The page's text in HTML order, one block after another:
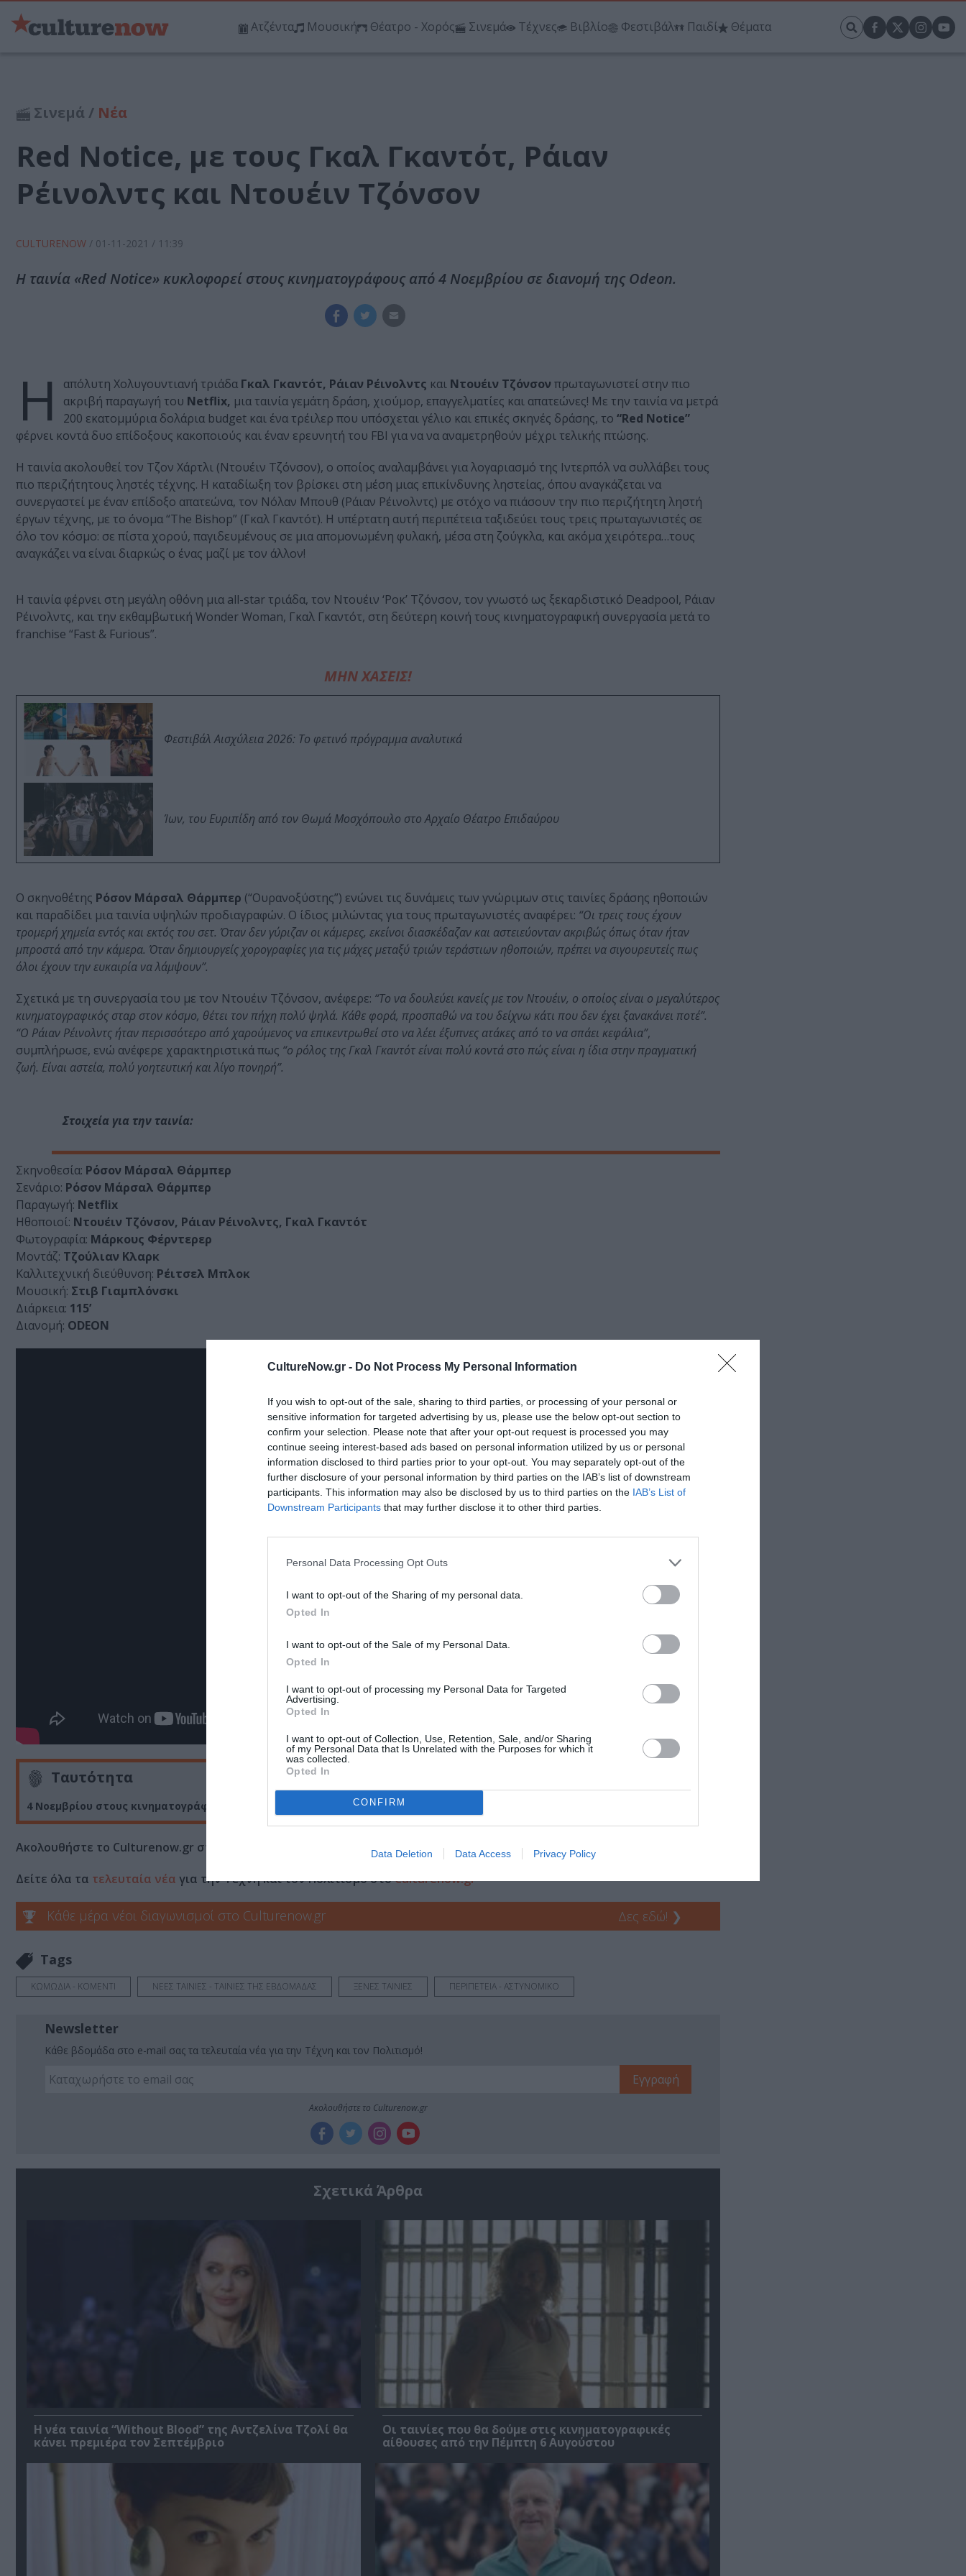
CultureNow.gr - Do Not Process My Personal Information
If you wish to opt-out of the sale, sharing to third parties, or processing of your personal or
sensitive information for targeted advertising by us, please use the below opt-out section to
confirm your selection. Please note that after your opt-out request is processed you may
continue seeing interest-based ads based on personal information utilized by us or personal
information disclosed to third parties prior to your opt-out. You may separately opt-out of the
further disclosure of your personal information by third parties on the IAB’s list of downstream
participants. This information may also be disclosed by us to third parties on the IAB’s List of
Downstream Participants that may further disclose it to other third parties.
Personal Data Processing Opt Outs
I want to opt-out of the Sharing of my personal data.
Opted In
I want to opt-out of the Sale of my Personal Data.
Opted In
I want to opt-out of processing my Personal Data for Targeted
Advertising.
Opted In
I want to opt-out of Collection, Use, Retention, Sale, and/or Sharing
of my Personal Data that Is Unrelated with the Purposes for which it
was collected.
Opted In
CONFIRM
Data Deletion Data Access Privacy Policy
Ατζέντα Μουσική Θέατρο - Χορός Σινεμά Τέχνες Βιβλίο Φεστιβάλ Παιδί Θέματα
Σινεμά / Νέα
Red Notice, με τους Γκαλ Γκαντότ, Ράιαν
Ρέινολντς και Ντουέιν Τζόνσον
CULTURENOW / 01-11-2021 / 11:39
Η ταινία «Red Notice» κυκλοφορεί στους κινηματογράφους από 4 Νοεμβρίου σε διανομή της Odeon.
Η απόλυτη Χολυγουντιανή τριάδα Γκαλ Γκαντότ, Ράιαν Ρέινολντς και Ντουέιν Τζόνσον πρωταγωνιστεί στην πιο
ακριβή παραγωγή του Netflix, μια ταινία γεμάτη δράση, χιούμορ, επαγγελματίες και απατεώνες! Με την ταινία να μετρά
200 εκατομμύρια δολάρια budget και ένα τρέιλερ που υπόσχεται γέλιο και επικές σκηνές δράσης, το “Red Notice”
φέρνει κοντά δυο επίδοξους κακοποιούς και έναν ερευνητή του FBI για να να αναμετρηθούν μέχρι τελικής πτώσης.
Η ταινία ακολουθεί τον Τζον Χάρτλι (Ντουέιν Τζόνσον), ο οποίος αναλαμβάνει για λογαριασμό της Ιντερπόλ να συλλάβει τους
πιο περιζήτητους ληστές τέχνης. Η καταδίωξη τον βρίσκει στη μέση μιας επικίνδυνης ληστείας, όπου αναγκάζεται να
συνεργαστεί με έναν επίδοξο απατεώνα, τον Νόλαν Μπουθ (Ράιαν Ρέινολντς) με στόχο να πιάσουν την πιο περιζήτητη ληστή
έργων τέχνης, με το όνομα “The Bishop” (Γκαλ Γκαντότ). Η υπέρτατη αυτή περιπέτεια ταξιδεύει τους τρεις πρωταγωνιστές σε
όλο τον κόσμο: σε πίστα χορού, παγιδευμένους σε μια απομονωμένη φυλακή, μέσα στη ζούγκλα, και ακόμα χειρότερα…τους
αναγκάζει να είναι διαρκώς ο ένας μαζί με τον άλλον!
Η ταινία φέρνει στη μεγάλη οθόνη μια all-star τριάδα, τον Ντουέιν ‘Ροκ’ Τζόνσον, τον γνωστό ως ξεκαρδιστικό Deadpool, Ράιαν
Ρέινολντς, και την εκθαμβωτική Wonder Woman, Γκαλ Γκαντότ, στη δεύτερη κοινή τους κινηματογραφική συνεργασία μετά το
franchise “Fast & Furious”.
ΜΗΝ ΧΑΣΕΙΣ!
Φεστιβάλ Αισχύλεια 2026: Το φετινό πρόγραμμα αναλυτικά
Ίων, του Ευριπίδη από τον Θωμά Μοσχόπουλο στο Αρχαίο Θέατρο Επιδαύρου
Ο σκηνοθέτης Ρόσον Μάρσαλ Θάρμπερ (“Ουρανοξύστης”) ενώνει τις δυνάμεις των γνώριμων στις ταινίες δράσης ηθοποιών
και παραδίδει μια ταινία υψηλών προδιαγραφών. Ο ίδιος μιλώντας για τους πρωταγωνιστές αναφέρει: “Οι τρεις τους έχουν
τρομερή χημεία εντός και εκτός του σετ. Όταν δεν γύριζαν οι κάμερες, εκείνοι διασκέδαζαν και αστειεύονταν ακριβώς όπως όταν ήταν
μπροστά από την κάμερα. Όταν δημιουργείς χορογραφίες για τις μάχες μεταξύ τριών τεράστιων ηθοποιών, πρέπει να σιγουρευτείς πως
όλοι έχουν την ευκαιρία να λάμψουν”.
Σχετικά με τη συνεργασία του με τον Ντουέιν Τζόνσον, ανέφερε: “Το να δουλεύει κανείς με τον Ντουέιν, ο οποίος είναι ο μεγαλύτερος
κινηματογραφικός σταρ στον κόσμο, θέτει τον πήχη πολύ ψηλά. Κάθε φορά, προσπαθώ να του δείχνω κάτι που δεν έχει ξανακάνει ποτέ”.
“Ο Ράιαν Ρέινολντς ήταν περισσότερο από χαρούμενος να επικεντρωθεί στο να λέει έξυπνες ατάκες από το να σπάει κεφάλια”,
συμπλήρωσε, ενώ ανέφερε χαρακτηριστικά πως “ο ρόλος της Γκαλ Γκαντότ είναι πολύ κοντά στο πώς είναι η ίδια στην πραγματική
ζωή. Είναι αστεία, πολύ γοητευτική και λίγο πονηρή”.
Στοιχεία για την ταινία:
Σκηνοθεσία: Ρόσον Μάρσαλ Θάρμπερ
Σενάριο: Ρόσον Μάρσαλ Θάρμπερ
Παραγωγή: Netflix
Ηθοποιοί: Ντουέιν Τζόνσον, Ράιαν Ρέινολντς, Γκαλ Γκαντότ
Φωτογραφία: Μάρκους Φέρντερερ
Μοντάζ: Τζούλιαν Κλαρκ
Καλλιτεχνική διεύθυνση: Ρέιτσελ Μπλοκ
Μουσική: Στιβ Γιαμπλόνσκι
Διάρκεια: 115’
Διανομή: ΟDEON
Ταυτότητα
4 Νοεμβρίου στους κινηματογράφους από την Odeon
Ακολουθήστε το Culturenow.gr στο
και μάθετε πρώτοι όλες τις ειδήσεις
Δείτε όλα τα τελευταία νέα για την Τέχνη και τον Πολιτισμό στοCulturenow.gr
Κάθε μέρα νέοι διαγωνισμοί στο Culturenow.gr Δες εδώ! ❯
Tags
ΚΩΜΩΔΙΑ - ΚΟΜΕΝΤΙ ΝΕΕΣ ΤΑΙΝΙΕΣ - ΤΑΙΝΙΕΣ ΤΗΣ ΕΒΔΟΜΑΔΑΣ ΞΕΝΕΣ ΤΑΙΝΙΕΣ ΠΕΡΙΠΕΤΕΙΑ - ΑΣΤΥΝΟΜΙΚΟ
Newsletter
Κάθε βδομάδα στο e-mail σας τα τελευταία νέα για την Τέχνη και τον Πολιτισμό!
Ακολουθήστε το Culturenow.gr
Σχετικά Άρθρα
Η νέα ταινία “Without Blood” της Αντζελίνα Τζολί θα
κάνει πρεμιέρα τον Σεπτέμβριο
Οι ταινίες που θα δούμε στις κινηματογραφικές
αίθουσες από την Πέμπτη 6 Αυγούστου